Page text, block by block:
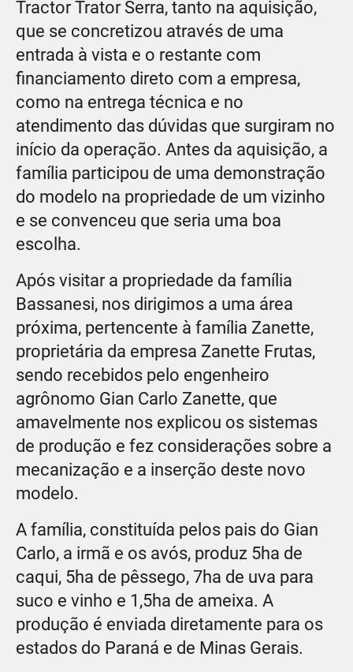
Tractor Trator Serra, tanto na aquisição,
que se concretizou através de uma
entrada à vista e o restante com
financiamento direto com a empresa,
como na entrega técnica e no
atendimento das dúvidas que surgiram no
início da operação. Antes da aquisição, a
família participou de uma demonstração
do modelo na propriedade de um vizinho
e se convenceu que seria uma boa
escolha.
Após visitar a propriedade da família
Bassanesi, nos dirigimos a uma área
próxima, pertencente à família Zanette,
proprietária da empresa Zanette Frutas,
sendo recebidos pelo engenheiro
agrônomo Gian Carlo Zanette, que
amavelmente nos explicou os sistemas
de produção e fez considerações sobre a
mecanização e a inserção deste novo
modelo.
A família, constituída pelos pais do Gian
Carlo, a irmã e os avós, produz 5ha de
caqui, 5ha de pêssego, 7ha de uva para
suco e vinho e 1,5ha de ameixa. A
produção é enviada diretamente para os
estados do Paraná e de Minas Gerais.